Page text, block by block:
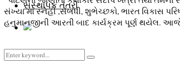
સંસ્થાપક તંત્રી
Search
Search
સંખ્યા માં સ્નેહી ,સંબંધી, શુભેચ્છકો, ભારત વિકાસ
હનુમાનજીની આરતી બાદ કાર્યક્રમ પૂર્ણ થયેલ. આજે